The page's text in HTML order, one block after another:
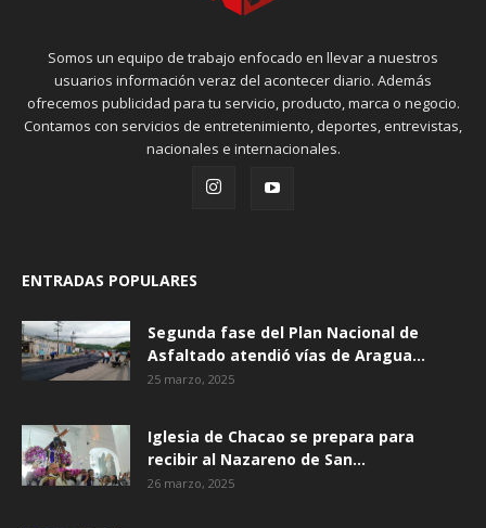
Somos un equipo de trabajo enfocado en llevar a nuestros
usuarios información veraz del acontecer diario. Además
ofrecemos publicidad para tu servicio, producto, marca o negocio.
Contamos con servicios de entretenimiento, deportes, entrevistas,
nacionales e internacionales.
ENTRADAS POPULARES
Segunda fase del Plan Nacional de
Asfaltado atendió vías de Aragua...
25 marzo, 2025
Iglesia de Chacao se prepara para
recibir al Nazareno de San...
26 marzo, 2025